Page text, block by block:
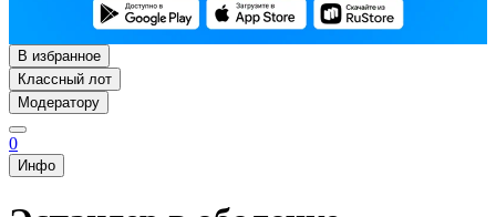
В избранное
Классный лот
Модератору
0
Инфо